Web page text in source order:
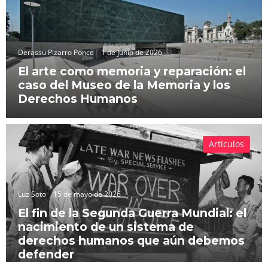
Derassu Pizarro Ponce 1 de junio de 2026
El arte como memoria y reparación: el
caso del Museo de la Memoria y los
Derechos Humanos
Luz Soto 15 de mayo de 2026
El fin de la Segunda Guerra Mundial: el
nacimiento de un sistema de
derechos humanos que aún debemos
defender
Artículos